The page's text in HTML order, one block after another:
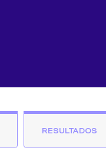
RESULTADOS